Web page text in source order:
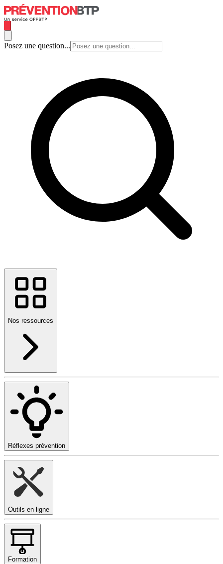
Posez une question...
Nos ressources
Réflexes prévention
Outils en ligne
Formation